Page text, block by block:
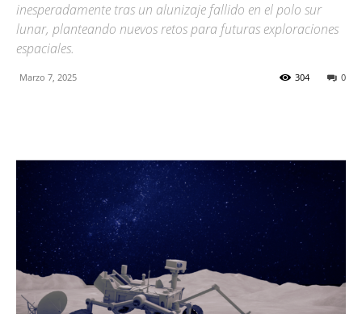
inesperadamente tras un alunizaje fallido en el polo sur
lunar, planteando nuevos retos para futuras exploraciones
espaciales.
Marzo 7, 2025 0
304